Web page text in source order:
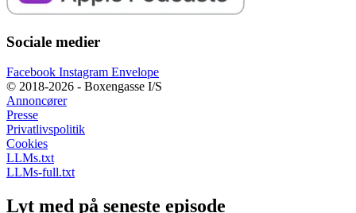
Sociale medier
Facebook Instagram Envelope
© 2018-2026 - Boxengasse I/S
Annoncører
Presse
Privatlivspolitik
Cookies
LLMs.txt
LLMs-full.txt
Lyt med på seneste episode